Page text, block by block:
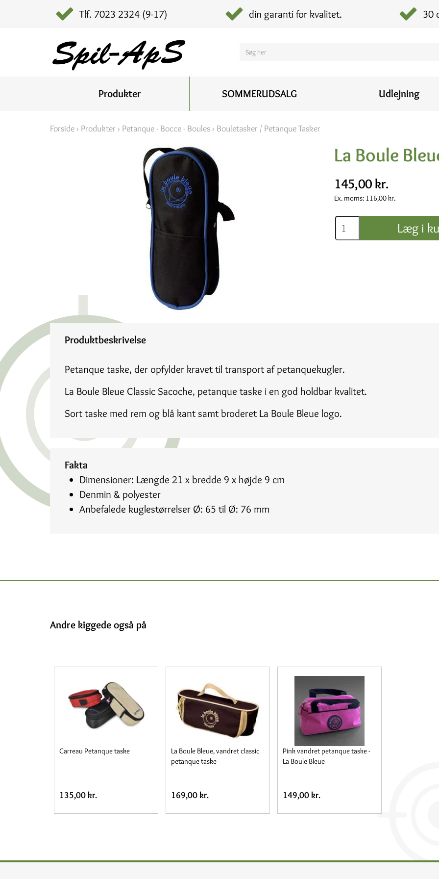
Tlf. 7023 2324 (9-17) din garanti for kvalitet. 30
Produkter SOMMERUDSALG Udlejning
Forside › Produkter › Petanque - Bocce - Boules › Bouletasker / Petanque Tasker
La Boule
145,00 kr.
Ex. moms: 116,00 kr.
Læg i
Produktbeskrivelse
Petanque taske, der opfylder kravet til transport af petanquekugler.
La Boule Bleue Classic Sacoche, petanque taske i en god holdbar kvalitet.
Sort taske med rem og blå kant samt broderet La Boule Bleue logo.
Fakta
Dimensioner: Længde 21 x bredde 9 x højde 9 cm
Denmin & polyester
Anbefalede kuglestørrelser Ø: 65 til Ø: 76 mm
Andre kiggede også på
Carreau Petanque taske
135,00 kr.
La Boule Bleue, vandret classic
petanque taske
169,00 kr.
Pink vandret petanque taske -
La Boule Bleue
149,00 kr.